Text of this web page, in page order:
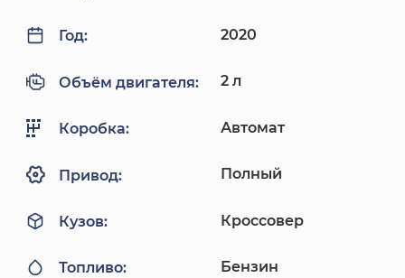
Год: 2020
Объём двигателя: 2 л
Коробка: Автомат
Привод: Полный
Кузов: Кроссовер
Топливо: Бензин